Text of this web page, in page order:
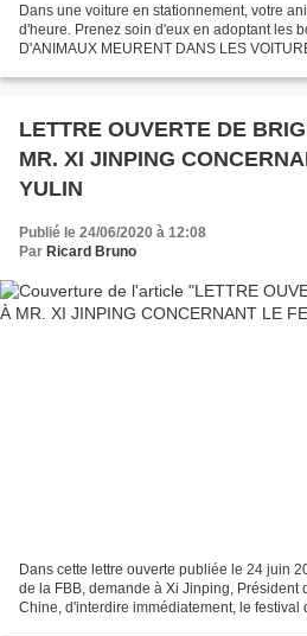
Dans une voiture en stationnement, votre
d'heure. Prenez soin d'eux en adoptant les
D'ANIMAUX MEURENT DANS LES
LETTRE OUVERTE DE
MR. XI JINPING
YULIN
Publié le 24/06/2020 à 12:08
Par Ricard Bruno
Dans cette lettre ouverte publiée le 24 juin
de la FBB, demande à Xi Jinping,
Chine, d'interdire immédiatement, le festival